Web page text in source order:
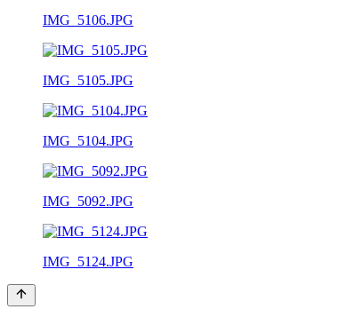
IMG_5106.JPG
IMG_5105.JPG
IMG_5104.JPG
IMG_5092.JPG
IMG_5124.JPG